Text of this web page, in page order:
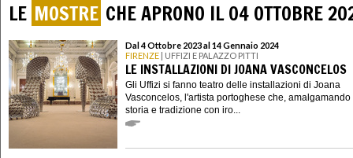
LE MOSTRE CHE APRONO IL 04 OTTOBRE
Dal 4 Ottobre 2023 al 14 Gennaio 2024
FIRENZE | UFFIZI E PALAZZO PITTI
LE INSTALLAZIONI DI JOANA VASCONCELOS
Gli Uffizi si fanno teatro delle installazioni di Joana
Vasconcelos, l'artista portoghese che, amalgamando
storia e tradizione con iro...